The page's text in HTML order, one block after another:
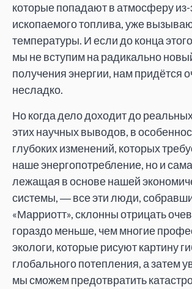
которые попадают в атмосферу из-
ископаемого топлива, уже
температуры. И если до конца
мы не вступим на радикально
получения энергии, нам придётся
несладко.
Но когда дело доходит до
этих научных выводов, в
глубоких изменений, которых
наше энергопотребление, но и
лежащая в основе нашей
системы, ― все эти люди,
«Марриотт», склонны отрицать
гораздо меньше, чем многие
экологи, которые рисуют картину
глобального потепления, а затем
мы сможем предотвратить